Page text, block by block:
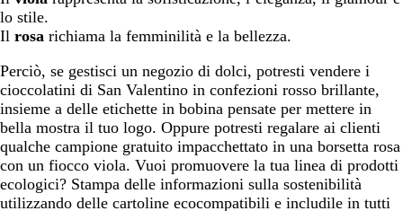
lo stile.
Il rosa richiama la femminilità e la bellezza.
Perciò, se gestisci un negozio di dolci, potresti vendere i
cioccolatini di San Valentino in confezioni rosso brillante,
insieme a delle etichette in bobina pensate per mettere in
bella mostra il tuo logo. Oppure potresti regalare ai clienti
qualche campione gratuito impacchettato in una borsetta rosa
con un fiocco viola. Vuoi promuovere la tua linea di prodotti
ecologici? Stampa delle informazioni sulla sostenibilità
utilizzando delle cartoline ecocompatibili e includile in tutti